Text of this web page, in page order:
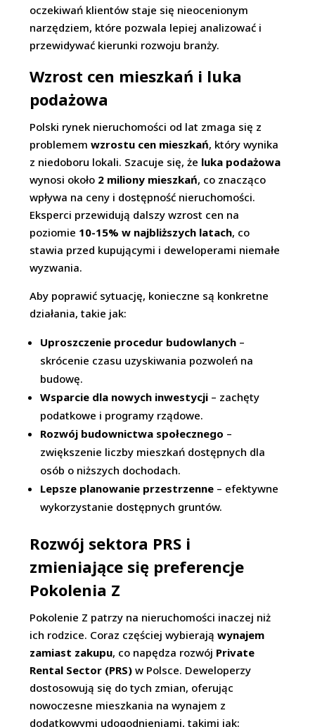
oczekiwań klientów staje się nieocenionym
narzędziem, które pozwala lepiej analizować i
przewidywać kierunki rozwoju branży.
Wzrost cen mieszkań i luka
podażowa
Polski rynek nieruchomości od lat zmaga się z
problememwzrostu cen mieszkań, który wynika
z niedoboru lokali. Szacuje się, że luka podażowa
wynosi około 2 miliony mieszkań, co znacząco
wpływa na ceny i dostępność nieruchomości.
Eksperci przewidują dalszy wzrost cen na
poziomie 10-15% w najbliższych latach, co
stawia przed kupującymi i deweloperami niemałe
wyzwania.
Aby poprawić sytuację, konieczne są konkretne
działania, takie jak:
Uproszczenie procedur budowlanych –
skrócenie czasu uzyskiwania pozwoleń na
budowę.
Wsparcie dla nowych inwestycji – zachęty
podatkowe i programy rządowe.
Rozwój budownictwa społecznego –
zwiększenie liczby mieszkań dostępnych dla
osób o niższych dochodach.
Lepsze planowanie przestrzenne – efektywne
wykorzystanie dostępnych gruntów.
Rozwój sektora PRS i
zmieniające się preferencje
Pokolenia Z
Pokolenie Z patrzy na nieruchomości inaczej niż
ich rodzice. Coraz częściej wybierająwynajem
zamiast zakupu, co napędza rozwój Private
Rental Sector (PRS) w Polsce. Deweloperzy
dostosowują się do tych zmian, oferując
nowoczesne mieszkania na wynajem z
dodatkowymi udogodnieniami, takimi jak: